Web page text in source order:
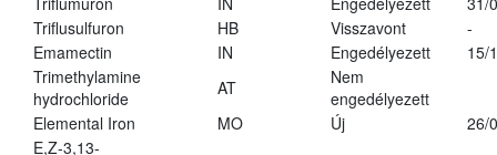
Triflusulfuron
HB Visszavont
-
Emamectin
IN Engedélyezett
15/
Trimethylamine
hydrochloride
AT
Nem
engedélyezett
Elemental Iron
MO Új
26/
E,Z-3,13-